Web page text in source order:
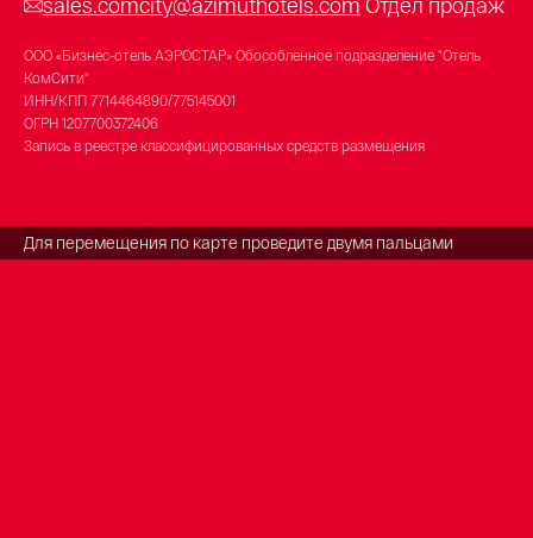
ООО «Бизнес-отель АЭРОСТАР» Обособленное подразделение "Отель
КомСити"
ИНН/КПП 7714464890/775145001
ОГРН 1207700372406
Запись в реестре классифицированных средств размещения
Для перемещения по карте проведите двумя пальцами